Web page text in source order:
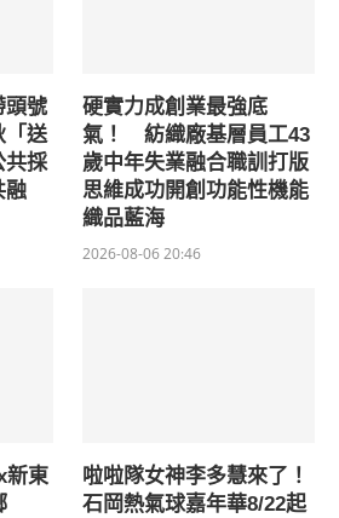
頭號
「送
採
融
硬實力成創業最強底
氣！ 紡織廠基層員工43
歲中年失業融合職訓打版
思維成功開創功能性機能
織品藍海
2026-08-06 20:46
新東
啦啦隊女神李多慧來了！
石岡熱氣球嘉年華8/22起